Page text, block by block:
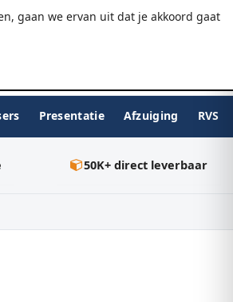
gaan we ervan uit dat je akkoord gaat
Gratis verzending v.a. €75
Presentatie Afzuiging RVS
50K+ direct leverbaar